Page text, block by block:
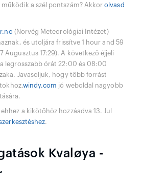
a szél pontszám? Akkorolvasd
(Norvég Meteorológiai Intézet)
és utoljára frissítve 1 hour and 59
Augusztus 17:29). A következő éjjeli
legrosszabb órát 22:00 és 08:00
Javasoljuk, hogy több forrást
windy.com jó weboldal nagyobb
a kikötőhöz hozzáadva 13. Jul
.
Kvaløya -